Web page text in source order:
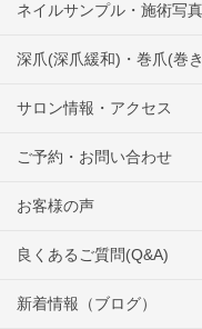
ネイルサンプル・施術写真
深爪(深爪緩和)・巻爪(巻
サロン情報・アクセス
ご予約・お問い合わせ
お客様の声
良くあるご質問(Q&A)
新着情報（ブログ）